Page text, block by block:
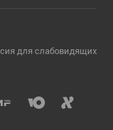
для слабовидящих